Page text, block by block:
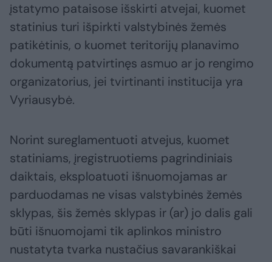
įstatymo pataisose išskirti atvejai, kuomet
statinius turi išpirkti valstybinės žemės
patikėtinis, o kuomet teritorijų planavimo
dokumentą patvirtinęs asmuo ar jo rengimo
organizatorius, jei tvirtinanti institucija yra
Vyriausybė.
Norint sureglamentuoti atvejus, kuomet
statiniams, įregistruotiems pagrindiniais
daiktais, eksploatuoti išnuomojamas ar
parduodamas ne visas valstybinės žemės
sklypas, šis žemės sklypas ir (ar) jo dalis gali
būti išnuomojami tik aplinkos ministro
nustatyta tvarka nustačius savarankiškai